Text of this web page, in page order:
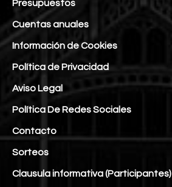
Presupuestos
Cuentas anuales
Información de Cookies
Política de Privacidad
Aviso Legal
Política De Redes Sociales
Contacto
Sorteos
Clausula informativa (Participantes)